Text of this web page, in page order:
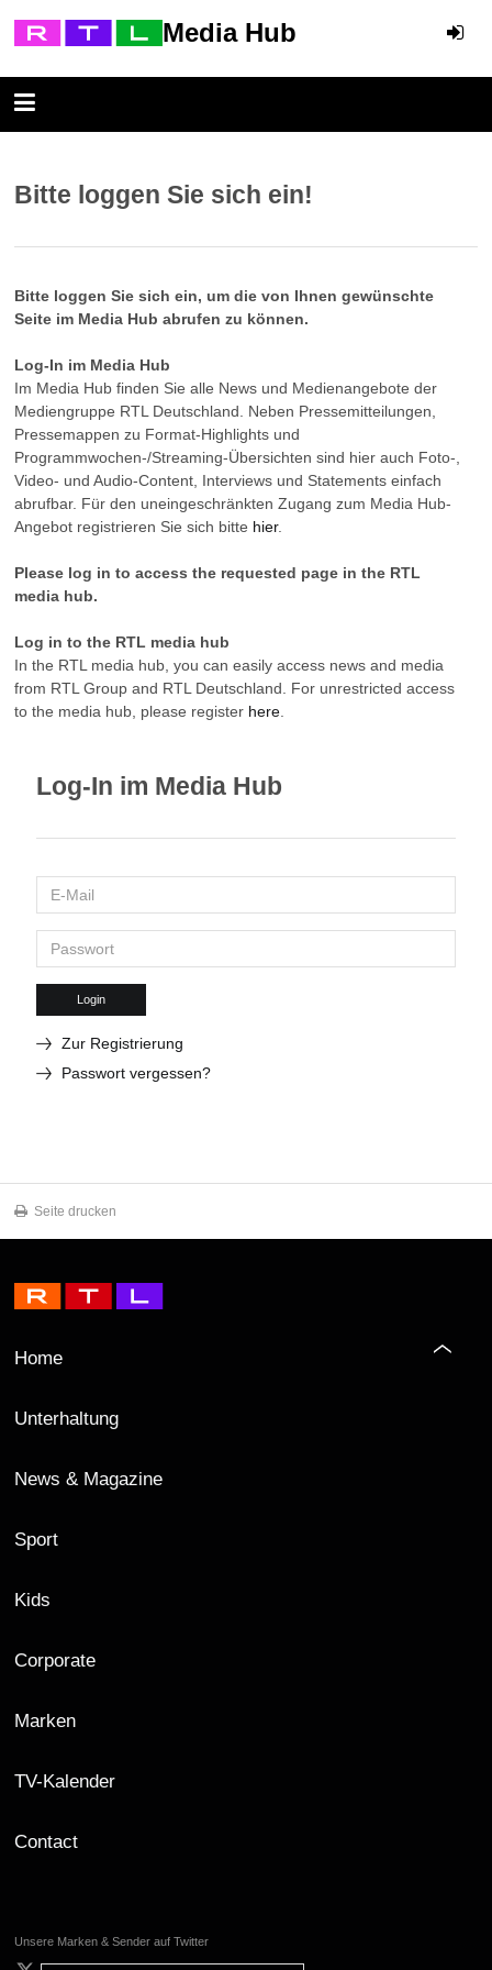
Media Hub
Bitte loggen Sie sich ein!
Bitte loggen Sie sich ein, um die von Ihnen gewünschte
Seite im Media Hub abrufen zu können.
Log-In im Media Hub
Im Media Hub finden Sie alle News und Medienangebote der
Mediengruppe RTL Deutschland. Neben Pressemitteilungen,
Pressemappen zu Format-Highlights und
Programmwochen-/Streaming-Übersichten sind hier auch Foto-,
Video- und Audio-Content, Interviews und Statements einfach
abrufbar. Für den uneingeschränkten Zugang zum Media Hub-
Angebot registrieren Sie sich bitte hier.
Please log in to access the requested page in the RTL
media hub.
Log in to the RTL media hub
In the RTL media hub, you can easily access news and media
from RTL Group and RTL Deutschland. For unrestricted access
to the media hub, please register here
Log-In im Media Hub
Login
Zur Registrierung
Passwort vergessen?
Seite drucken
Home
Unterhaltung
News & Magazine
Sport
Kids
Corporate
Marken
TV-Kalender
Contact
Unsere Marken & Sender auf Twitter